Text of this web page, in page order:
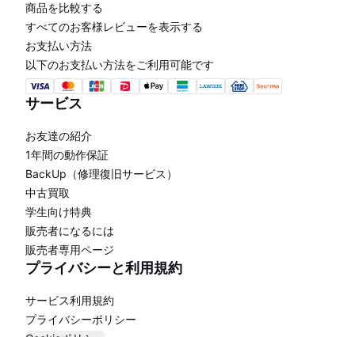
商品を比較する
すべてのお客様レビューを表示する
お支払い方法
以下のお支払い方法をご利用可能です
サービス
お友達の紹介
1年間の動作保証
BackUp（修理復旧サービス）
中古買取
学生向け特典
販売者になるには
販売者専用ページ
プライバシーと利用規約
サービス利用規約
プライバシーポリシー